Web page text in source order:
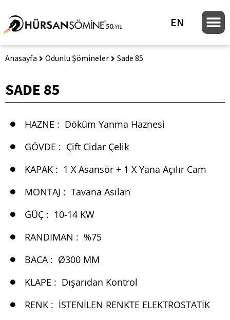
EN
Anasayfa Odunlu Şömineler Sade 85
SADE 85
HAZNE : Döküm Yanma Haznesi
GÖVDE : Çift Cidar Çelik
KAPAK : 1 X Asansör + 1 X Yana Açılır Cam
MONTAJ : Tavana Asılan
GÜÇ : 10-14 KW
RANDIMAN : %75
BACA : Ø300 MM
KLAPE : Dışarıdan Kontrol
RENK : İSTENILEN RENKTE ELEKTROSTATIK